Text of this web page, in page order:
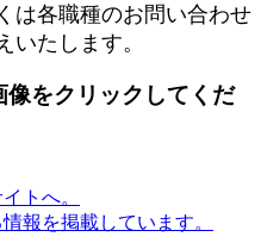
は各職種のお問い合わせ
いたします。
をクリックしてくだ
トへ。
報を掲載しています。